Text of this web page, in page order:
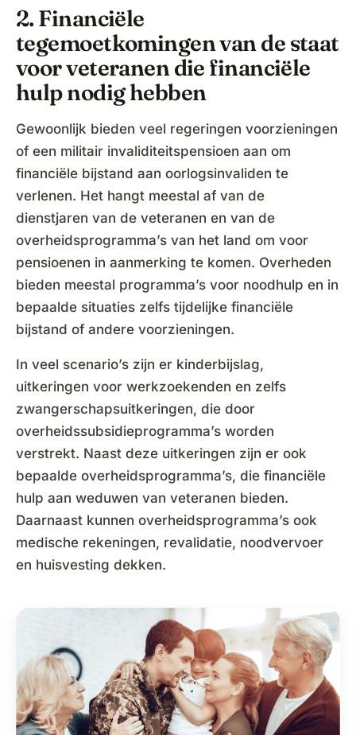
2. Financiële
tegemoetkomingen van de staat
voor veteranen die financiële
hulp nodig hebben
Gewoonlijk bieden veel regeringen voorzieningen
of een militair invaliditeitspensioen aan om
financiële bijstand aan oorlogsinvaliden te
verlenen. Het hangt meestal af van de
dienstjaren van de veteranen en van de
overheidsprogramma’s van het land om voor
pensioenen in aanmerking te komen. Overheden
bieden meestal programma’s voor noodhulp en in
bepaalde situaties zelfs tijdelijke financiële
bijstand of andere voorzieningen.
In veel scenario’s zijn er kinderbijslag,
uitkeringen voor werkzoekenden en zelfs
zwangerschapsuitkeringen, die door
overheidssubsidieprogramma’s worden
verstrekt. Naast deze uitkeringen zijn er ook
bepaalde overheidsprogramma’s, die financiële
hulp aan weduwen van veteranen bieden.
Daarnaast kunnen overheidsprogramma’s ook
medische rekeningen, revalidatie, noodvervoer
en huisvesting dekken.